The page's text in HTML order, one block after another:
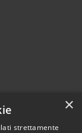
×
strettamente